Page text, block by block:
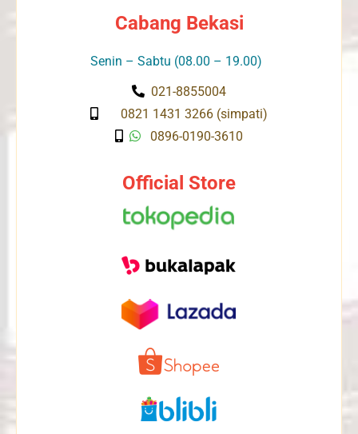
Cabang Bekasi
Senin – Sabtu (08.00 – 19.00)
021-8855004
0821 1431 3266 (simpati)
0896-0190-3610
Official Store